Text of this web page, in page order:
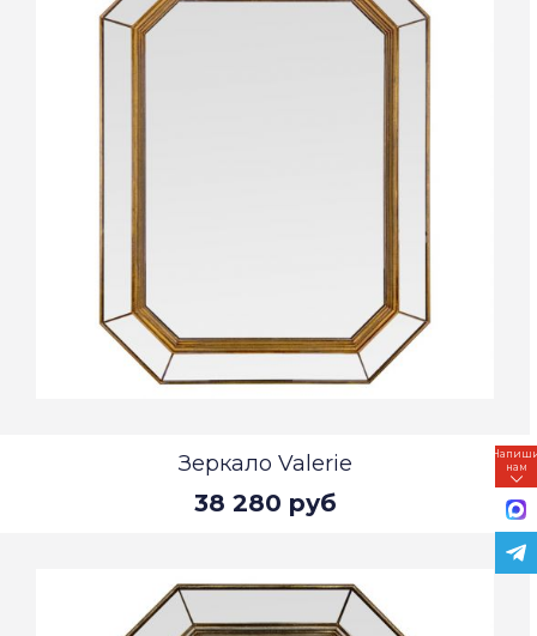
Зеркало Valerie
38 280 руб
нам